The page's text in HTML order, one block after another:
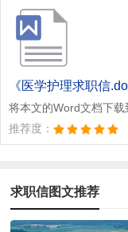
《医学护理求职信
将本文的Word文档下
推荐度：
求职信图文推荐